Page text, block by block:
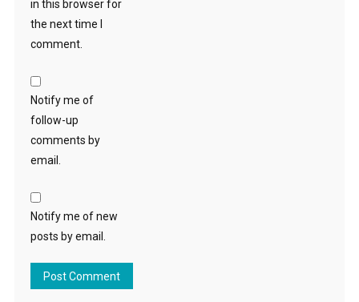
in this browser for
the next time I
comment.
Notify me of
follow-up
comments by
email.
Notify me of new
posts by email.